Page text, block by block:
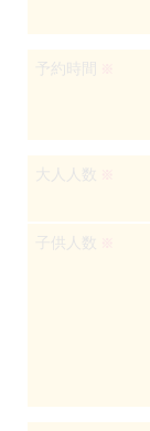
予約時間
大人人数
子供人数